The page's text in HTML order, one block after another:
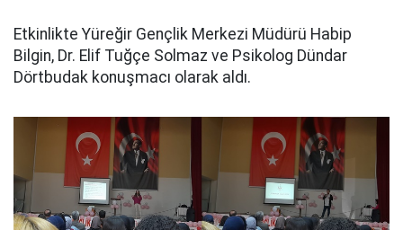
Etkinlikte Yüreğir Gençlik Merkezi Müdürü Habip
Bilgin, Dr. Elif Tuğçe Solmaz ve Psikolog Dündar
Dörtbudak konuşmacı olarak aldı.